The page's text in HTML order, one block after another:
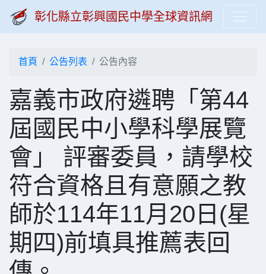
彰化縣立彰興國民中學全球資訊網
首頁 公告列表 公告內容
嘉義市政府遴聘「第44
屆國民中小學科學展覽
會」 評審委員，請學校
符合資格且有意願之教
師於114年11月20日(星
期四)前填具推薦表回